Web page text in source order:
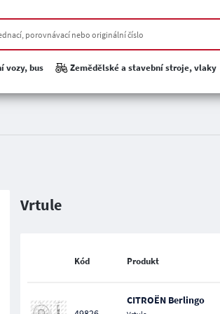
vozy, bus Zemědělské a stavební stroje, vlaky
Vrtule
Kód Produkt
CITROËN Berlingo